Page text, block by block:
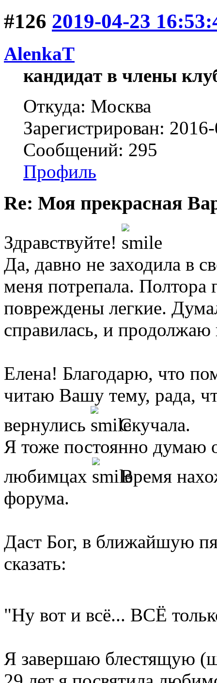
#126 2019-04-23
AlenkaT
кандидат в члены
Откуда: Москва
Зарегистрирован:
Сообщений: 295
Профиль
Re: Моя прекрасная
Здравствуйте!
Да, давно не заходила в
меня потрепала. Полтора
повреждены легкие.
справилась, и продолжаю
Елена! Благодарю, что
читаю Вашу тему, рада,
вернулись
Скучала.
Я тоже постоянно думаю
любимцах
Время
форума.
Даст Бог, в ближайшую
сказать:
"Ну вот и всё... ВСЁ
Я завершаю блестящую